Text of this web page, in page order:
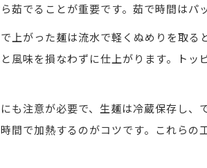
茹でることが重要です。茹で時間はパ
上がった麺は流水で軽くぬめりを取
風味を損なわずに仕上がります。ト
も注意が必要で、生麺は冷蔵保存し
間で加熱するのがコツです。これらの